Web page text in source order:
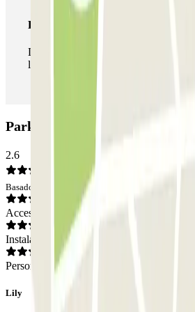
Pase ilimitado
Durante tu estancia podrás entrar y
las veces que quieras.
Parking Montgallet - Nation
2.6
Basado en 3 opiniones
Acceso
Instalaciones
Personal
Lily